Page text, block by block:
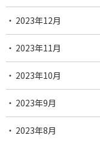
2023年12月
2023年11月
2023年10月
2023年9月
2023年8月